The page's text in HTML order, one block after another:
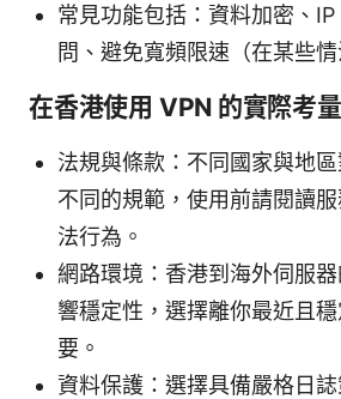
常見功能包括：資料加密、
問、避免寬頻限速（在某些情
在香港使用 VPN 的實際考量
法規與條款：不同國家與地
不同的規範，使用前請閱讀
法行為。
網路環境：香港到海外伺服
響穩定性，選擇離你最近且
要。
資料保護：選擇具備嚴格日